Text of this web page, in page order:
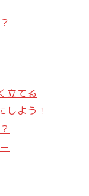
立てる
しよう！